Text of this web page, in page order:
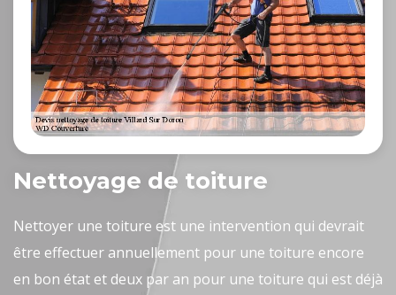
Nettoyage de toiture
Nettoyer une toiture est une intervention qui devrait
être effectuer annuellement pour une toiture encore
en bon état et deux par an pour une toiture qui est déjà